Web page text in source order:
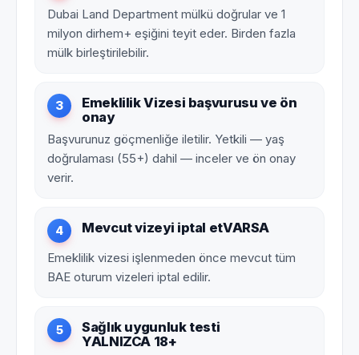
Dubai Land Department mülkü doğrular ve 1
milyon dirhem+ eşiğini teyit eder. Birden fazla
mülk birleştirilebilir.
3
Emeklilik Vizesi başvurusu ve ön
onay
Başvurunuz göçmenliğe iletilir. Yetkili — yaş
doğrulaması (55+) dahil — inceler ve ön onay
verir.
4 Mevcut vizeyi iptal etVARSA
Emeklilik vizesi işlenmeden önce mevcut tüm
BAE oturum vizeleri iptal edilir.
5
Sağlık uygunluk testi
YALNIZCA 18+